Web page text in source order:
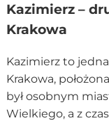
Kazimierz –
Krakowa
Kazimierz to
Krakowa,
był osobnym
Wielkiego, a z